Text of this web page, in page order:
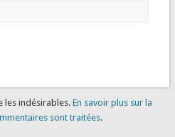
les indésirables. En savoir plus sur la
sont traitées.